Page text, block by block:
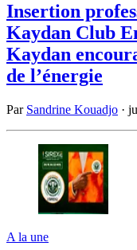
Insertion
Kaydan Club
Kaydan
de l’énergie
Par Sandrine Kouadjo ·
A la une